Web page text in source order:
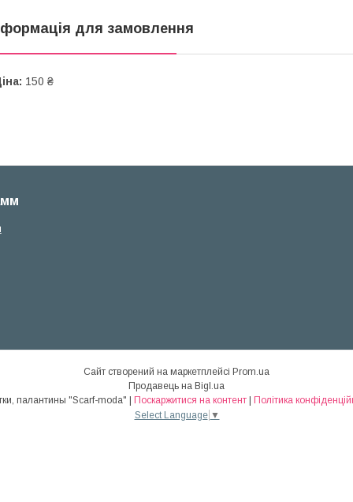
для замовлення
150 ₴
Сайт створений на маркетплейсі Prom.ua
Продавець на Bigl.ua
Платки, палантины "Scarf-moda" | Поскаржитися на контент | Політика
Select Language ▼